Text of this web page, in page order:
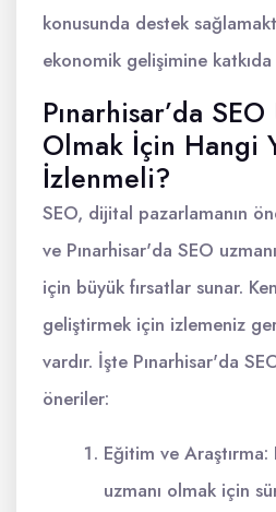
konusunda destek
ekonomik gelişimine
Pınarhisar’da SEO
Olmak İçin Hangi
İzlenmeli?
SEO, dijital pazarlamanın
ve Pınarhisar'da SEO
için büyük fırsatlar sunar.
geliştirmek için izlemeniz
vardır. İşte Pınarhisar'da
öneriler:
Eğitim ve Araştırma:
uzmanı olmak için